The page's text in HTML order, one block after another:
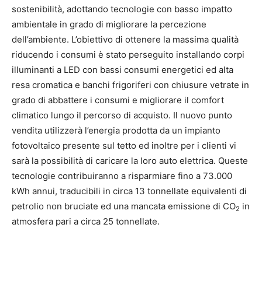
sostenibilità, adottando tecnologie con basso impatto
ambientale in grado di migliorare la percezione
dell’ambiente. L’obiettivo di ottenere la massima qualità
riducendo i consumi è stato perseguito installando corpi
illuminanti a LED con bassi consumi energetici ed alta
resa cromatica e banchi frigoriferi con chiusure vetrate in
grado di abbattere i consumi e migliorare il comfort
climatico lungo il percorso di acquisto. Il nuovo punto
vendita utilizzerà l’energia prodotta da un impianto
fotovoltaico presente sul tetto ed inoltre per i clienti vi
sarà la possibilità di caricare la loro auto elettrica. Queste
tecnologie contribuiranno a risparmiare fino a 73.000
kWh annui, traducibili in circa 13 tonnellate equivalenti di
petrolio non bruciate ed una mancata emissione di CO2 in
atmosfera pari a circa 25 tonnellate.